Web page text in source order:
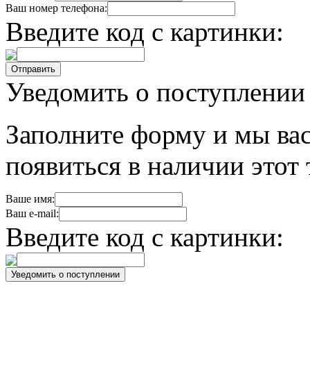
Ваш номер телефона:
Введите код с картинки:
Уведомить о поступлении
Заполните форму и мы
появиться в наличии этот
Ваше имя:
Ваш e-mail:
Введите код с картинки: